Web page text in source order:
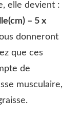
elle devient :
– 5 x
donneront
que ces
de
musculaire,